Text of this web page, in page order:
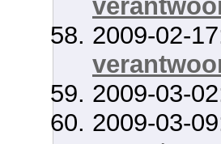
2009-02-
2009-03-
2009-03-